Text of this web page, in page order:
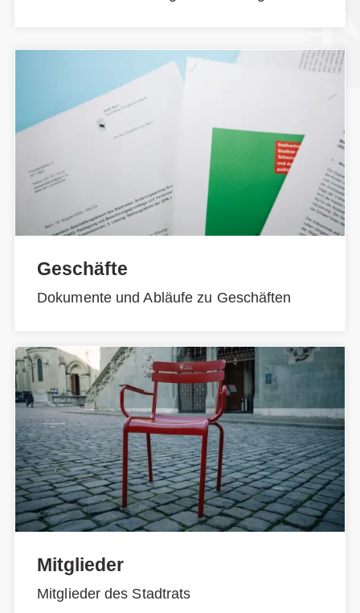
Geschäfte
Dokumente und Abläufe zu Geschäften
Mitglieder
Mitglieder des Stadtrats